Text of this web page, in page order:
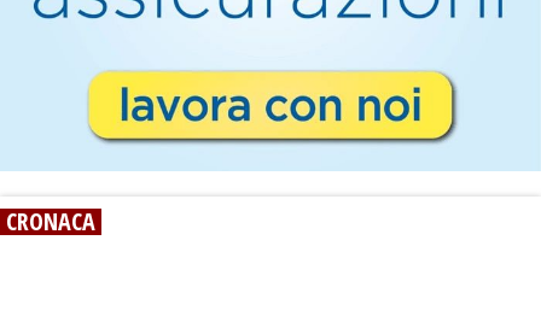
CRONACA